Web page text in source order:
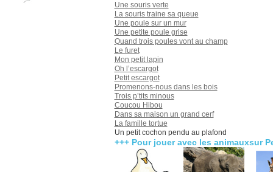
Une souris verte
La souris traine sa queue
Une poule sur un mur
Une petite poule grise
Quand trois poules vont au champ
Le furet
Mon petit lapin
Oh l’escargot
Petit escargot
Promenons-nous dans les bois
Trois p’tits minous
Coucou Hibou
Dans sa maison un grand cerf
La famille tortue
Un petit cochon pendu au plafond
+++ Pour jouer avec les animauxsur